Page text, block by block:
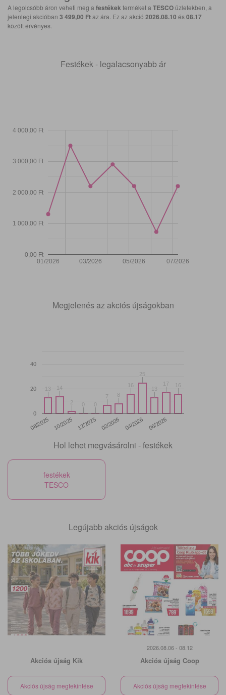
A legolcsóbb áron veheti meg a festékekterméket a TESCO üzletekben, a
jelenlegi akcióban 3 499,00 Ftaz ára. Ez az akció 2026.08.10 és08.17
között érvényes.
Festékek - legalacsonyabb ár
01/2026 03/2026 05/2026 07/2026
0,00 Ft
1 000,00 Ft
2 000,00 Ft
3 000,00 Ft
4 000,00 Ft
Megjelenés az akciós újságokban
08/2025 10/2025 12/2025 02/2026 04/2026 06/2026
0
20
40
13
13 14
14
22 00 00
77 88
16
16
25
25
13
13
17
17 16
16
Hol lehet megvásárolni - festékek
festékek
TESCO
Legújabb akciós újságok
Akciós újság Kik
Akciós újság megtekintése
2026.08.06 - 08.12
Akciós újság Coop
Akciós újság megtekintése